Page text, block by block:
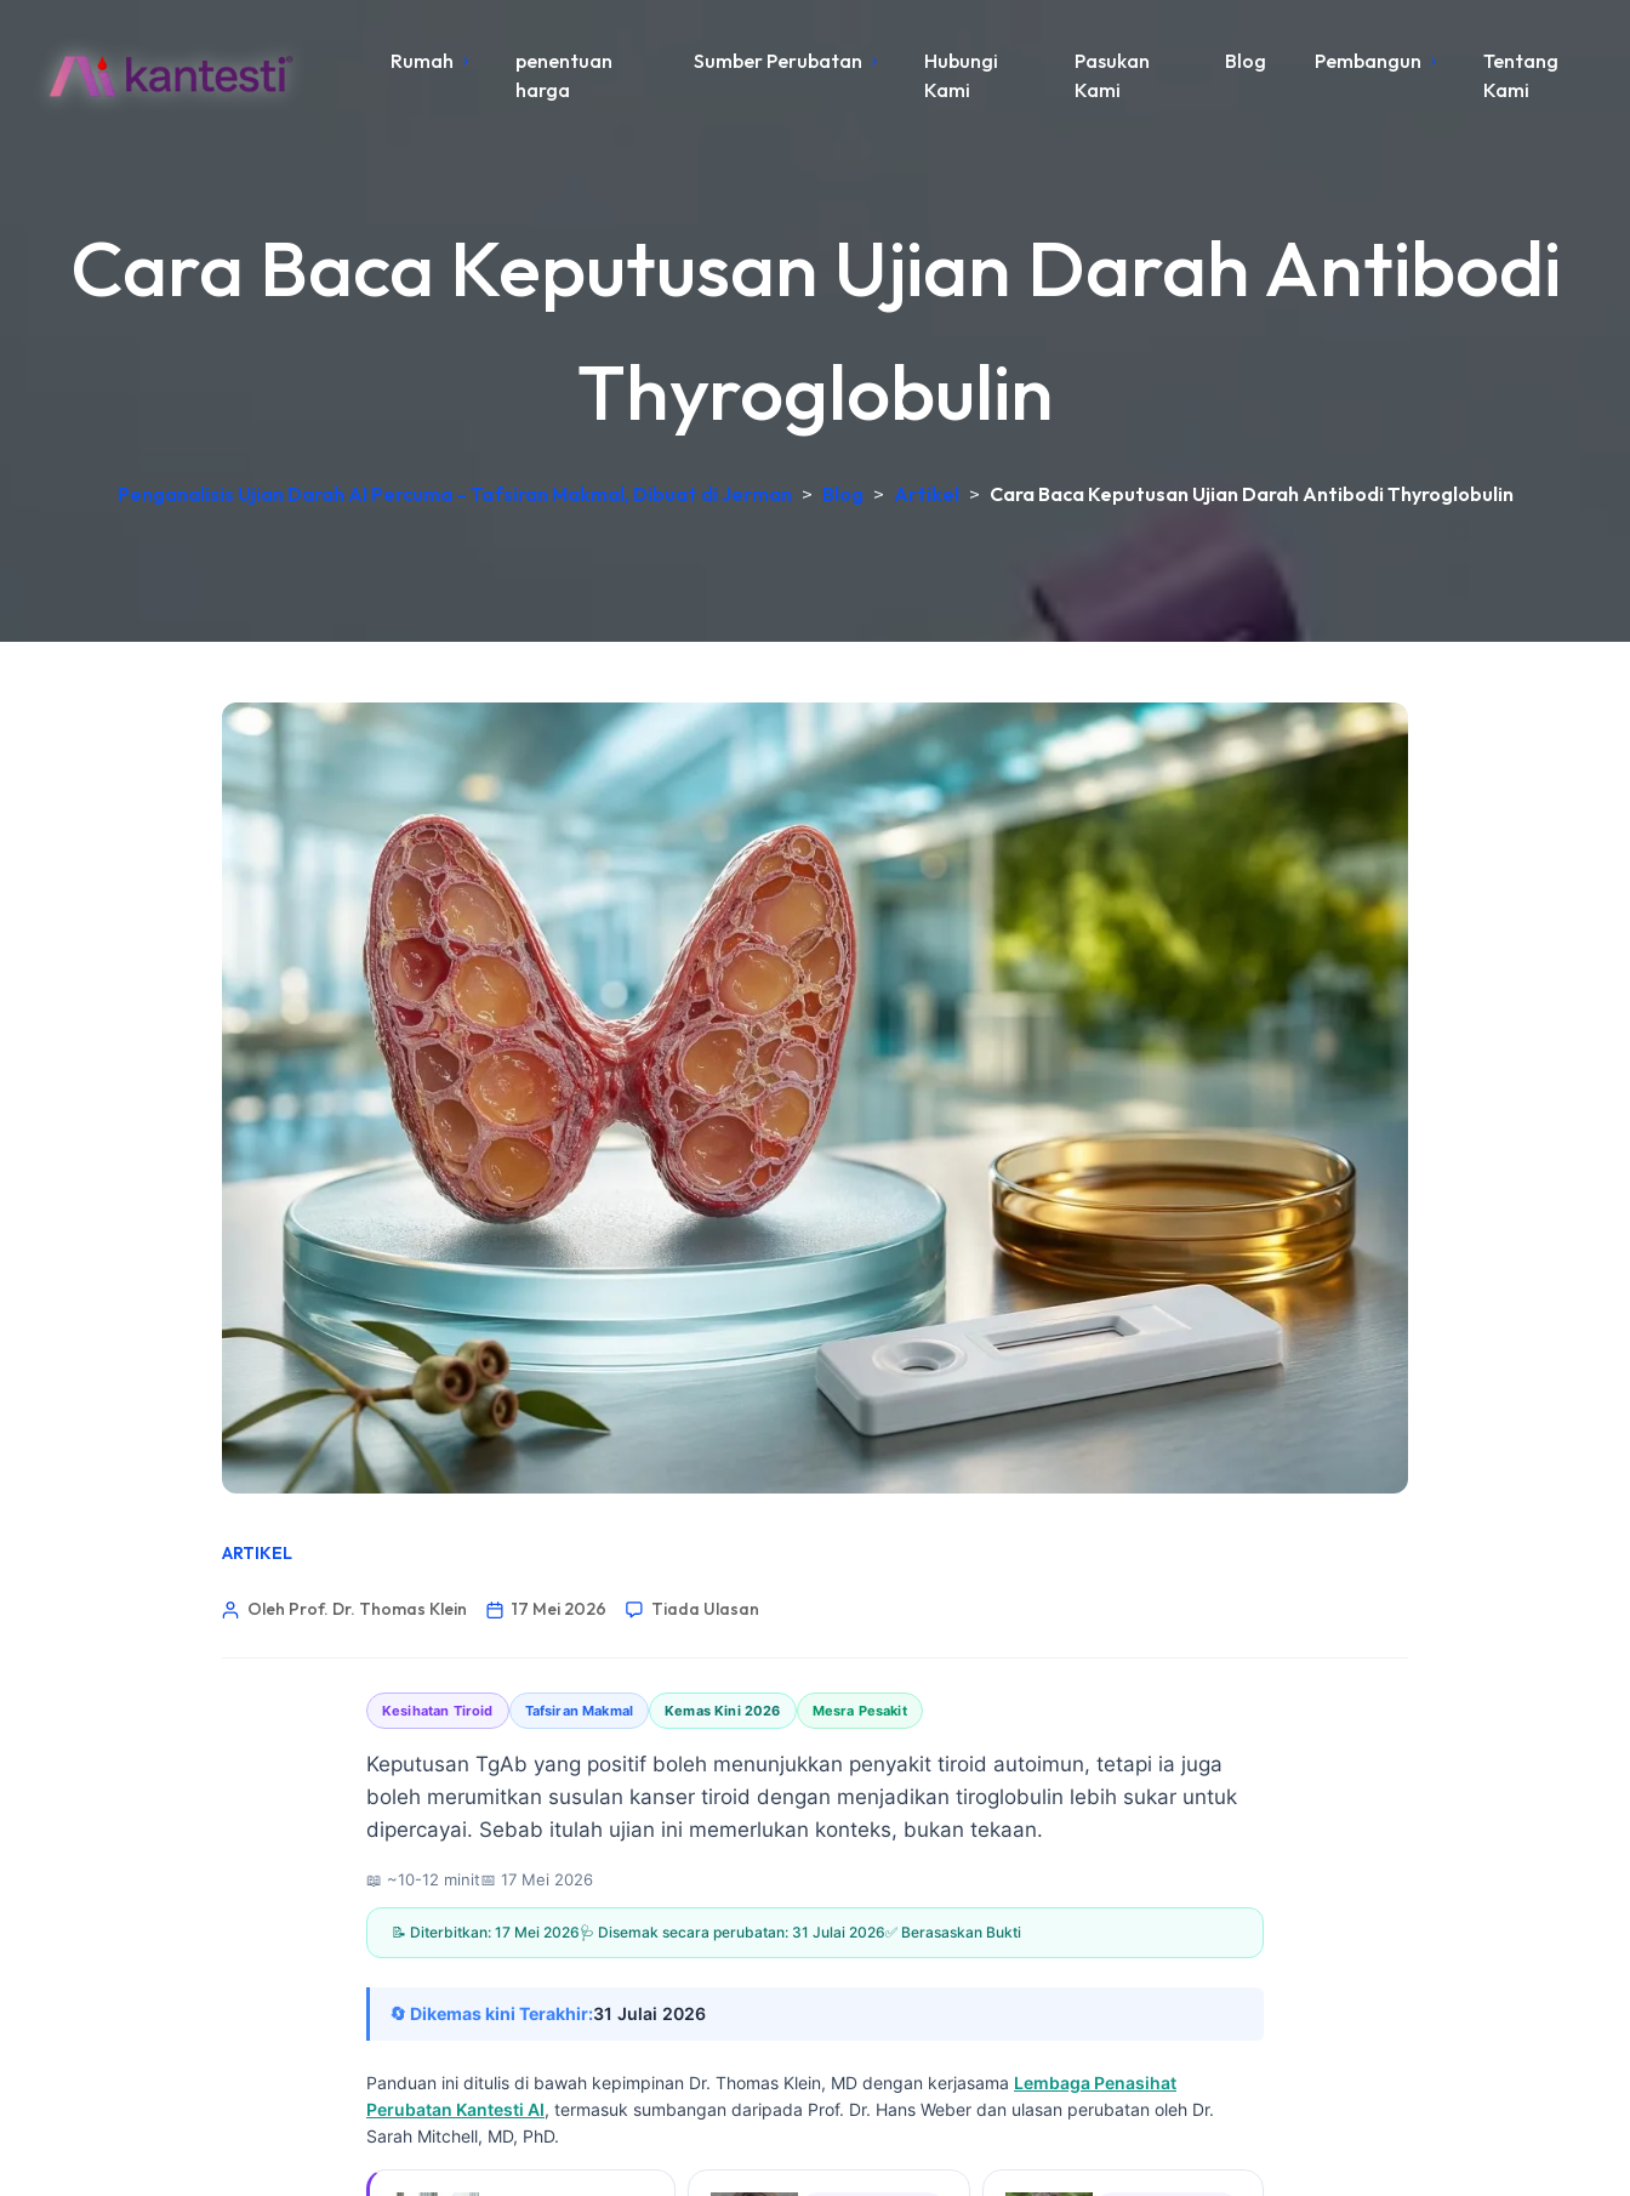
Rumah
penentuan
harga
Sumber Perubatan
Hubungi
Kami
Pasukan
Kami
Blog Pembangun
Tentang
Kami
Cara Baca Keputusan Ujian Darah Antibodi
Thyroglobulin
Penganalisis Ujian Darah AI Percuma – Tafsiran Makmal, Dibuat di Jerman > Blog > Artikel > Cara Baca Keputusan Ujian Darah Antibodi Thyroglobulin
ARTIKEL
Oleh Prof. Dr. Thomas Klein 17 Mei 2026 Tiada Ulasan
Kesihatan Tiroid Tafsiran Makmal Kemas Kini 2026 Mesra Pesakit
Keputusan TgAb yang positif boleh menunjukkan penyakit tiroid autoimun, tetapi ia juga
boleh merumitkan susulan kanser tiroid dengan menjadikan tiroglobulin lebih sukar untuk
dipercayai. Sebab itulah ujian ini memerlukan konteks, bukan tekaan.
📖 ~10-12 minit📅 17 Mei 2026
📝 Diterbitkan: 17 Mei 2026🩺 Disemak secara perubatan: 31 Julai 2026✅ Berasaskan Bukti
🔄 Dikemas kini Terakhir:31 Julai 2026
Panduan ini ditulis di bawah kepimpinan Dr. Thomas Klein, MD dengan kerjasama Lembaga Penasihat
Perubatan Kantesti AI, termasuk sumbangan daripada Prof. Dr. Hans Weber dan ulasan perubatan oleh Dr.
Sarah Mitchell, MD, PhD.